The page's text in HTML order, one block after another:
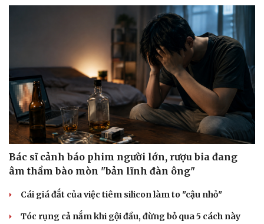
Doanh nghiệp
Công nghệ
Sành điệu
Tin Công nghệ
Trải nghiệm
Chuyển đổi số
Bác sĩ cảnh báo phim người lớn, rượu bia đang
âm thầm bào mòn "bản lĩnh đàn ông"
Cái giá đắt của việc tiêm silicon làm to "cậu nhỏ"
Tóc rụng cả nắm khi gội đầu, đừng bỏ qua 5 cách này